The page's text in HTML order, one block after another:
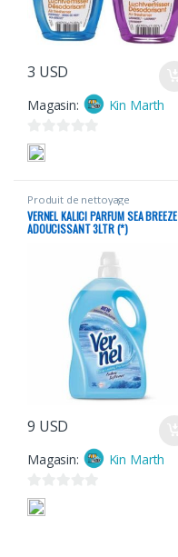
3 USD
Magasin: Kin Marth
0
s
r
5
Produit de nettoyage
VERNEL KALICI PARFUM SEA BREEZE
ADOUCISSANT 3LTR (*)
9 USD
Magasin: Kin Marth
0
s